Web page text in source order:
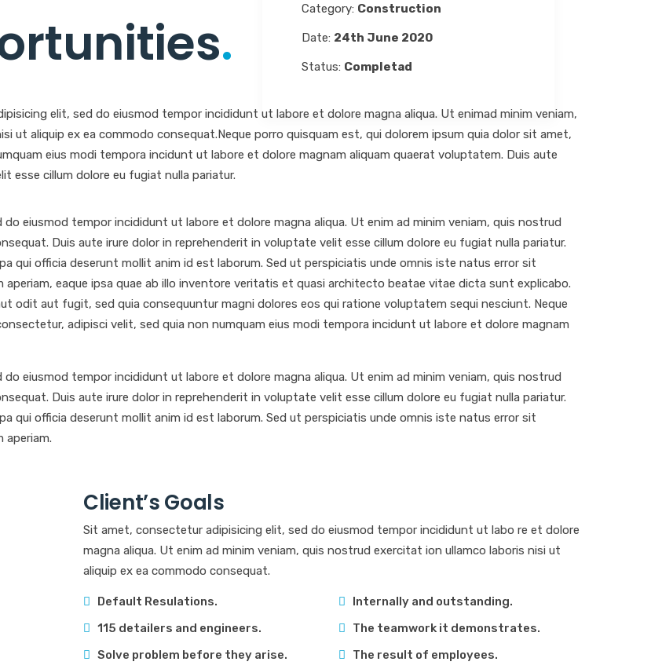
Category: Construction
Date: 24th June 2020
Status: Completad
.
elit, sed do eiusmod tempor incididunt ut labore et dolore magna aliqua. Ut enimad minim veniam,
ut aliquip ex ea commodo consequat.Neque porro quisquam est, qui dolorem ipsum quia dolor sit amet,
eius modi tempora incidunt ut labore et dolore magnam aliquam quaerat voluptatem. Duis aute
esse cillum dolore eu fugiat nulla pariatur.
eiusmod tempor incididunt ut labore et dolore magna aliqua. Ut enim ad minim veniam, quis nostrud
Duis aute irure dolor in reprehenderit in voluptate velit esse cillum dolore eu fugiat nulla pariatur.
qui officia deserunt mollit anim id est laborum. Sed ut perspiciatis unde omnis iste natus error sit
eaque ipsa quae ab illo inventore veritatis et quasi architecto beatae vitae dicta sunt explicabo.
odit aut fugit, sed quia consequuntur magni dolores eos qui ratione voluptatem sequi nesciunt. Neque
adipisci velit, sed quia non numquam eius modi tempora incidunt ut labore et dolore magnam
eiusmod tempor incididunt ut labore et dolore magna aliqua. Ut enim ad minim veniam, quis nostrud
Duis aute irure dolor in reprehenderit in voluptate velit esse cillum dolore eu fugiat nulla pariatur.
qui officia deserunt mollit anim id est laborum. Sed ut perspiciatis unde omnis iste natus error sit
aperiam.
Client’s Goals
Sit amet, consectetur adipisicing elit, sed do eiusmod tempor incididunt ut labo re et dolore
magna aliqua. Ut enim ad minim veniam, quis nostrud exercitat ion ullamco laboris nisi ut
aliquip ex ea commodo consequat.
Default Resulations.
Internally and outstanding.
115 detailers and engineers.
The teamwork it demonstrates.
Solve problem before they arise.
The result of employees.